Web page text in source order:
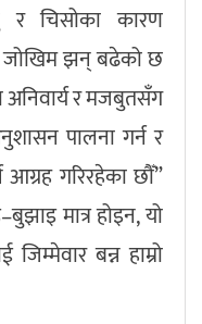
र चिसोका कारण
जोखिम झन् बढेको छ
अनिवार्य र मजबुतसँग
पालना गर्न र
आग्रह गरिरहेका छौँ”
मात्र होइन, यो
बन्न हाम्रो